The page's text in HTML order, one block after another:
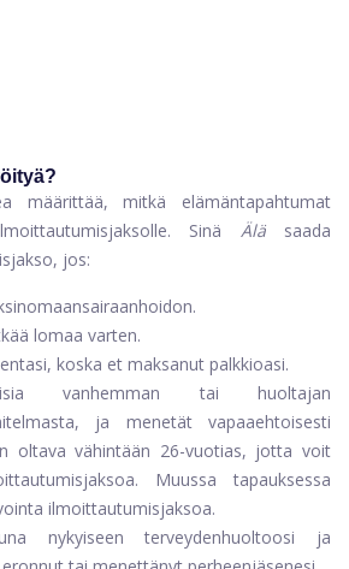
määrittää, mitkä elämäntapahtumat
Sinä
Älä
saada
jos:
sairaanhoidon.
lomaa varten.
koska et maksanut palkkioasi.
​​vanhemman tai huoltajan
ja menetät vapaaehtoisesti
oltava vähintään 26-vuotias, jotta voit
Muussa tapauksessa
ilmoittautumisjaksoa.
nykyiseen terveydenhuoltoosi ja